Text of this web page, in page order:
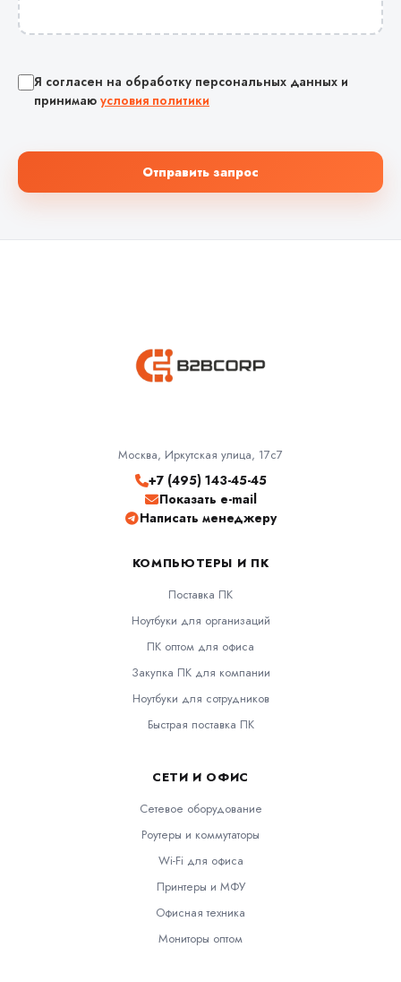
Я согласен на обработку персональных данных и
принимаю условия политики
Отправить запрос
Москва, Иркутская улица, 17с7
+7 (495) 143-45-45
Показать e-mail
Написать менеджеру
КОМПЬЮТЕРЫ И ПК
Поставка ПК
Ноутбуки для организаций
ПК оптом для офиса
Закупка ПК для компании
Ноутбуки для сотрудников
Быстрая поставка ПК
СЕТИ И ОФИС
Сетевое оборудование
Роутеры и коммутаторы
Wi-Fi для офиса
Принтеры и МФУ
Офисная техника
Мониторы оптом